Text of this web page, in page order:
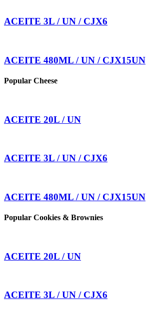
ACEITE 3L / UN / CJX6
ACEITE 480ML / UN / CJX15UN
Popular Cheese
ACEITE 20L / UN
ACEITE 3L / UN / CJX6
ACEITE 480ML / UN / CJX15UN
Popular Cookies & Brownies
ACEITE 20L / UN
ACEITE 3L / UN / CJX6